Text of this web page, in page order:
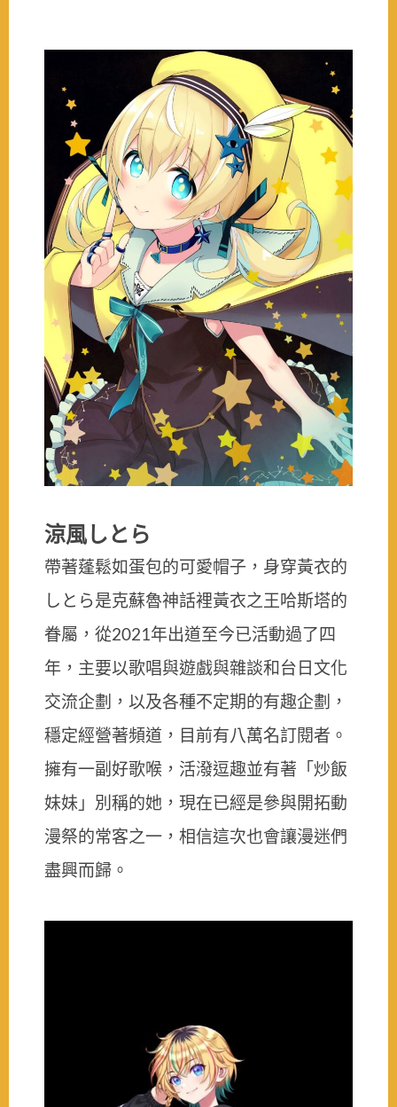
涼風しとら
帶著蓬鬆如蛋包的可愛帽子，身穿黃衣的
しとら是克蘇魯神話裡黃衣之王哈斯塔的
眷屬，從2021年出道至今已活動過了四
年，主要以歌唱與遊戲與雜談和台日文化
交流企劃，以及各種不定期的有趣企劃，
穩定經營著頻道，目前有八萬名訂閱者。
擁有一副好歌喉，活潑逗趣並有著「炒飯
妹妹」別稱的她，現在已經是參與開拓動
漫祭的常客之一，相信這次也會讓漫迷們
盡興而歸。